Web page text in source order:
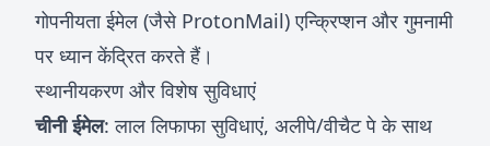
गोपनीयता ईमेल (जैसे ProtonMail) एन्क्रिप्शन और गुमनामी
पर ध्यान केंद्रित करते हैं।
स्थानीयकरण और विशेष सुविधाएं
चीनी ईमेल: लाल लिफाफा सुविधाएं, अलीपे/वीचैट पे के साथ